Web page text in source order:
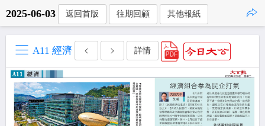
2025-06-03 返回首版 往期回顧 其他報紙
A11 經濟 詳情